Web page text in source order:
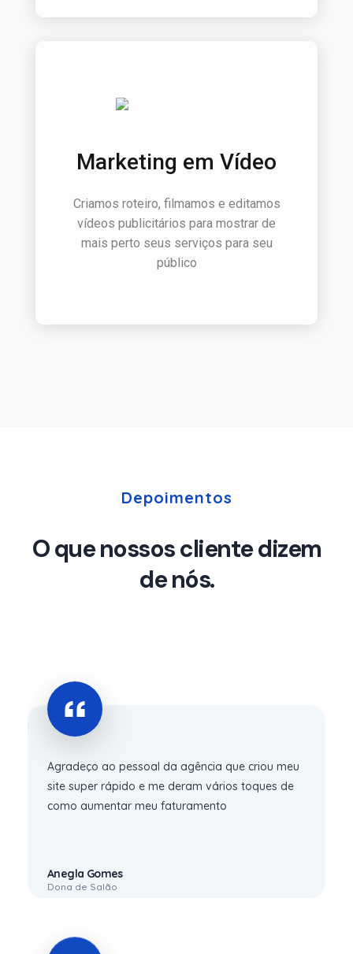
Marketing em Vídeo
Criamos roteiro, filmamos e editamos
vídeos publicitários para mostrar de
mais perto seus serviços para seu
público
Depoimentos
O que nossos cliente dizem
de nós.
Agradeço ao pessoal da agência que criou meu
site super rápido e me deram vários toques de
como aumentar meu faturamento
Anegla Gomes
Dona de Salão